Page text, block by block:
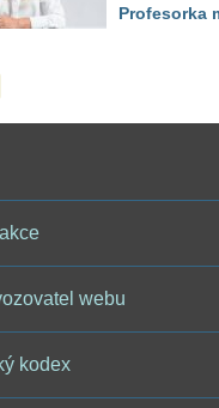
Profesorka
webu
kodex